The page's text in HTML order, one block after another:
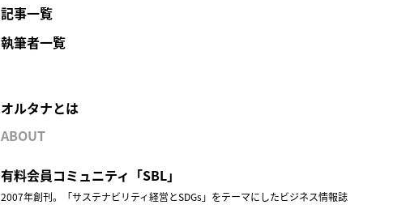
記事一覧
執筆者一覧
オルタナとは
ABOUT
有料会員コミュニティ「SBL」
2007年創刊。「サステナビリティ経営とSDGs」をテーマにしたビジネス情報誌